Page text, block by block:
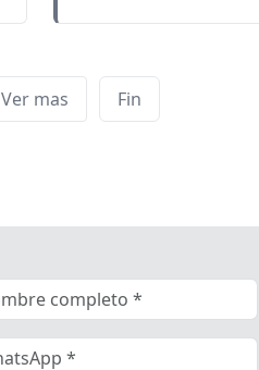
Ver mas Fin